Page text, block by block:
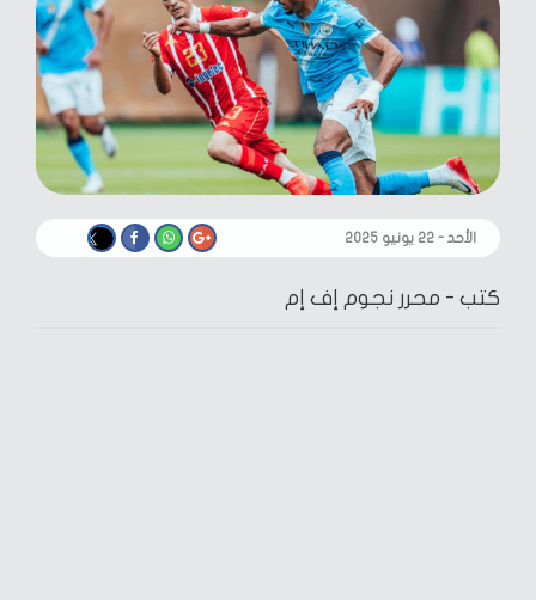
الأحد - ٢٢ يونيو ٢٠٢٥
كتب - محرر نجوم إف إم